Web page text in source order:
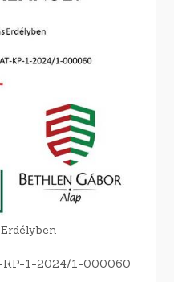
KP-1-2024/1-000060